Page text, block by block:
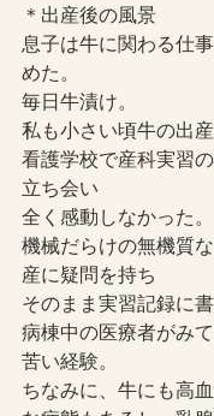
＊出産後の風景
息子は牛に関わる仕
めた。
毎日牛漬け。
私も小さい頃牛の出産
看護学校で産科実習
立ち会い
全く感動しなかった。
機械だらけの無機質
産に疑問を持ち
そのまま実習記録に書
病棟中の医療者がみて
苦い経験。
ちなみに、牛にも高